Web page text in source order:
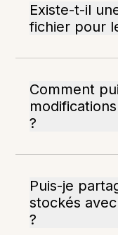
Existe-t-il
fichier pour
Comment
?
Puis-je
stockés
?